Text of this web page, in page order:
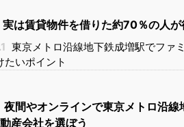
実は賃貸物件を借りた約70％の人
東京メトロ沿線地下鉄成増駅でファ
たいポイント
夜間やオンラインで東京メトロ沿
産会社を選ぼう